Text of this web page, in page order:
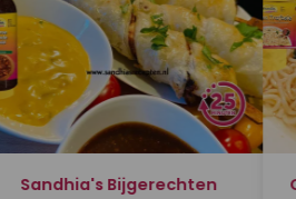
Sandhia's Bijgerechten